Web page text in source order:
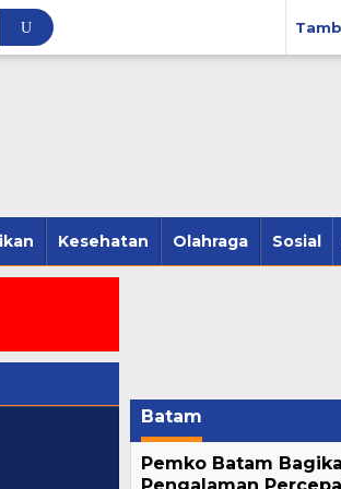
Kesehatan Olahraga Sosial
Batam
Pemko Batam